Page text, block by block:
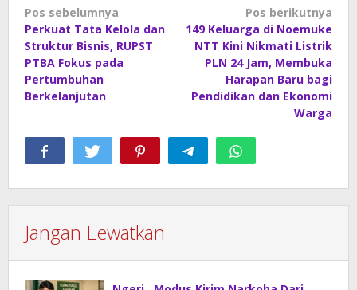
Navigasi
pos
Pos sebelumnya
Perkuat Tata Kelola dan
Struktur Bisnis, RUPST
PTBA Fokus pada
Pertumbuhan
Berkelanjutan
Pos berikutnya
149 Keluarga di Noemuke
NTT Kini Nikmati Listrik
PLN 24 Jam, Membuka
Harapan Baru bagi
Pendidikan dan Ekonomi
Warga
Jangan Lewatkan